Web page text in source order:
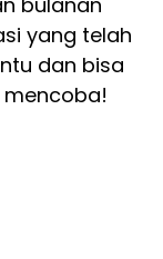
yang telah
dan bisa